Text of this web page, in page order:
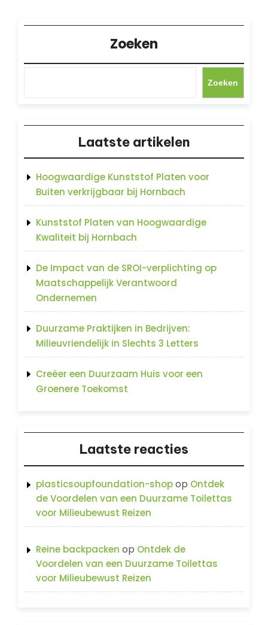
Zoeken
Zoeken
Laatste artikelen
Hoogwaardige Kunststof Platen voor
Buiten verkrijgbaar bij Hornbach
Kunststof Platen van Hoogwaardige
Kwaliteit bij Hornbach
De Impact van de SROI-verplichting op
Maatschappelijk Verantwoord
Ondernemen
Duurzame Praktijken in Bedrijven:
Milieuvriendelijk in Slechts 3 Letters
Creëer een Duurzaam Huis voor een
Groenere Toekomst
Laatste reacties
plasticsoupfoundation-shopop Ontdek
de Voordelen van een Duurzame Toilettas
voor Milieubewust Reizen
Reine backpacken op Ontdek de
Voordelen van een Duurzame Toilettas
voor Milieubewust Reizen